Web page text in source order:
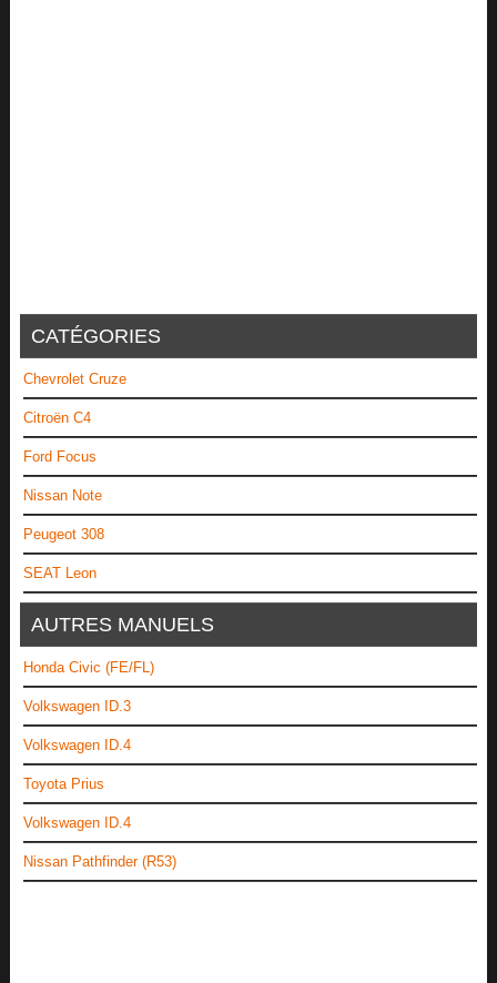
CATÉGORIES
Chevrolet Cruze
Citroën C4
Ford Focus
Nissan Note
Peugeot 308
SEAT Leon
AUTRES MANUELS
Honda Civic (FE/FL)
Volkswagen ID.3
Volkswagen ID.4
Toyota Prius
Volkswagen ID.4
Nissan Pathfinder (R53)